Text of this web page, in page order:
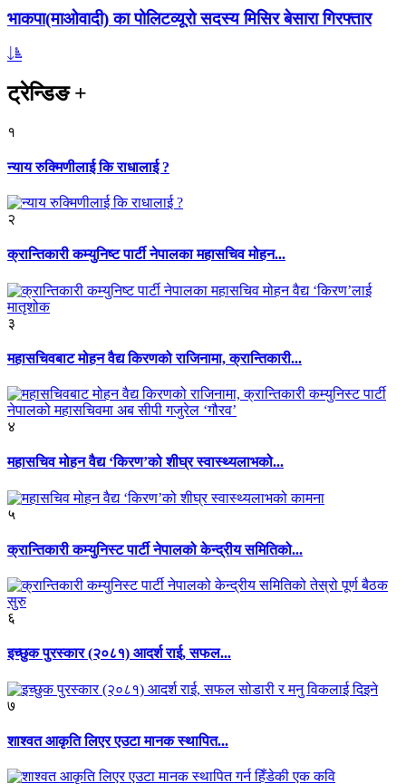
भाकपा(माओवादी) का पोलिटव्यूरो सदस्य मिसिर बेसारा गिरफ्तार
ट्रेन्डिङ+
१
न्याय रुक्मिणीलाई कि राधालाई ?
२
क्रान्तिकारी कम्युनिष्ट पार्टी नेपालका महासचिव मोहन...
३
महासचिवबाट मोहन वैद्य किरणको राजिनामा, क्रान्तिकारी...
४
महासचिव मोहन वैद्य ‘किरण’को शीघ्र स्वास्थ्यलाभको...
५
क्रान्तिकारी कम्युनिस्ट पार्टी नेपालको केन्द्रीय समितिको...
६
इच्छुक पुरस्कार (२०८१) आदर्श राई, सफल...
७
शाश्वत आकृति लिएर एउटा मानक स्थापित...